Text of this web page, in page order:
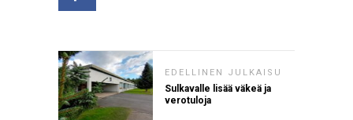
EDELLINEN JULKAISU
Sulkavalle lisää väkeä ja
verotuloja